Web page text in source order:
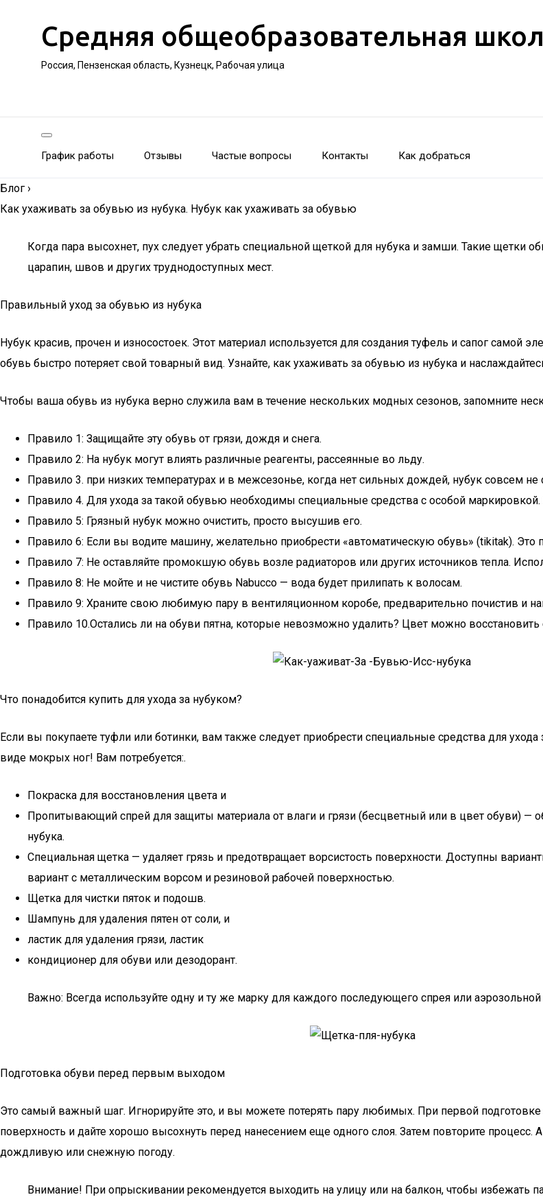
Средняя общеобразовательная
Россия, Пензенская область, Кузнецк, Рабочая улица
График работы Отзывы Частые вопросы Контакты Как добраться
Блог ›
Как ухаживать за обувью из нубука. Нубук как ухаживать за обувью
Когда пара высохнет, пух следует убрать специальной щеткой для нубука и замши. Такие щетки
царапин, швов и других труднодоступных мест.
Правильный уход за обувью из нубука
Нубук красив, прочен и износостоек. Этот материал используется для создания туфель и сапог самой
обувь быстро потеряет свой товарный вид. Узнайте, как ухаживать за обувью из нубука и
Чтобы ваша обувь из нубука верно служила вам в течение нескольких модных сезонов, запомните
Правило 1: Защищайте эту обувь от грязи, дождя и снега.
Правило 2: На нубук могут влиять различные реагенты, рассеянные во льду.
Правило 3. при низких температурах и в межсезонье, когда нет сильных дождей, нубук совсем не
Правило 4. Для ухода за такой обувью необходимы специальные средства с особой
Правило 5: Грязный нубук можно очистить, просто высушив его.
Правило 6: Если вы водите машину, желательно приобрести «автоматическую обувь» (tikitak). Это
Правило 7: Не оставляйте промокшую обувь возле радиаторов или других источников тепла.
Правило 8: Не мойте и не чистите обувь Nabucco — вода будет прилипать к волосам.
Правило 9: Храните свою любимую пару в вентиляционном коробе, предварительно почистив и
Правило 10.Остались ли на обуви пятна, которые невозможно удалить? Цвет можно
Что понадобится купить для ухода за нубуком?
Если вы покупаете туфли или ботинки, вам также следует приобрести специальные средства для
виде мокрых ног! Вам потребуется:.
Покраска для восстановления цвета и
Пропитывающий спрей для защиты материала от влаги и грязи (бесцветный или в цвет обуви) —
нубука.
Специальная щетка — удаляет грязь и предотвращает ворсистость поверхности. Доступны
вариант с металлическим ворсом и резиновой рабочей поверхностью.
Щетка для чистки пяток и подошв.
Шампунь для удаления пятен от соли, и
ластик для удаления грязи, ластик
кондиционер для обуви или дезодорант.
Важно: Всегда используйте одну и ту же марку для каждого последующего спрея или
Подготовка обуви перед первым выходом
Это самый важный шаг. Игнорируйте это, и вы можете потерять пару любимых. При первой
поверхность и дайте хорошо высохнуть перед нанесением еще одного слоя. Затем повторите
дождливую или снежную погоду.
Внимание! При опрыскивании рекомендуется выходить на улицу или на балкон, чтобы избежать